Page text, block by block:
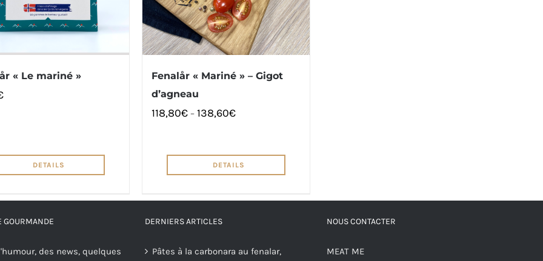
« Le mariné »
DETAILS
Fenalår « Mariné » – Gigot
d’agneau
118,80€ – 138,60€
DETAILS
GOURMANDE
des news, quelques
DERNIERS ARTICLES
Pâtes à la carbonara au fenalar,
NOUS CONTACTER
MEAT ME